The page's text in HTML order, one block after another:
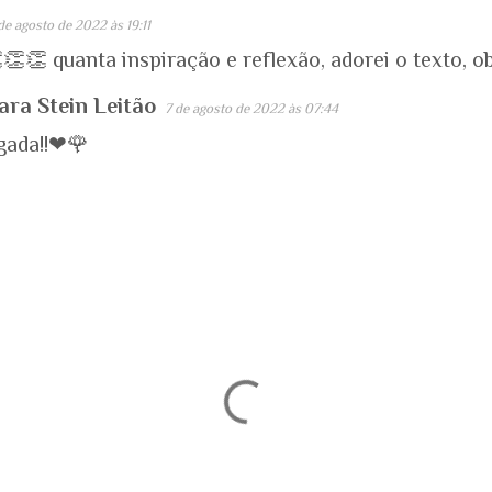
agosto de 2022 às 19:11
quanta inspiração e reflexão, adorei o texto,
Stein Leitão 7 de agosto de 2022 às 07:44